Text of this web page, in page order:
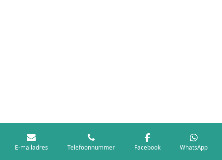
E-mailadres Telefoonnummer Facebook WhatsApp